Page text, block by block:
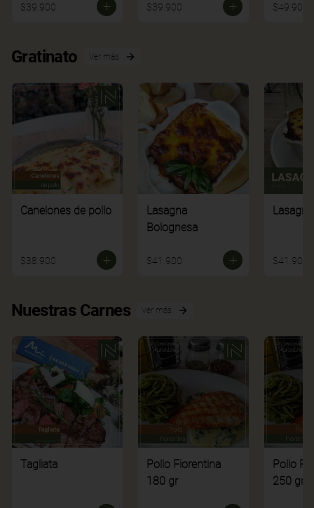
$39.900 $39.900 $49.900
Gratinato Ver más
Canelones de pollo
$38.900
Lasagna
Bolognesa
$41.900 $41.900
Nuestras Carnes Ver más
Tagliata
Pollo Fiorentina
180 gr
Pollo
250 gr